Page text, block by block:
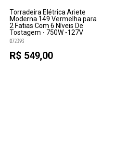
Torradeira Elétrica Ariete
Moderna 149 Vermelha para
2 Fatias Com 6 Níveis De
Tostagem - 750W -127V
072393
R$ 549,00